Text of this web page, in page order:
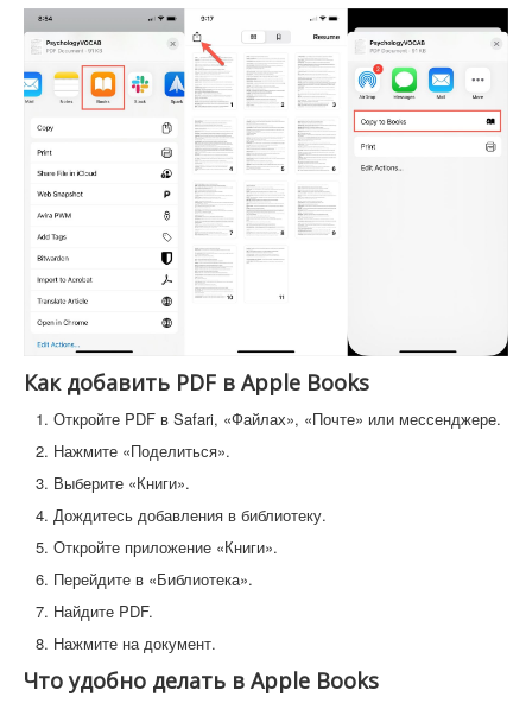
Как добавить PDF в Apple Books
Откройте PDF в Safari, «Файлах», «Почте» или мессенджере.
Нажмите «Поделиться».
Выберите «Книги».
Дождитесь добавления в библиотеку.
Откройте приложение «Книги».
Перейдите в «Библиотека».
Найдите PDF.
Нажмите на документ.
Что удобно делать в Apple Books